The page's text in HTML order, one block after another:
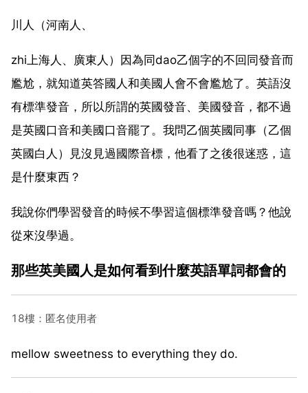
川人（河南人、
zhi上海人、廣東人）因為同dao乙個字的不回同發音而
尷尬，就知道英答國人和美國人會不會尷尬了。英語沒
有標準發音，所以所謂的英國發音、美國發音，都不過
是英國口音和美國口音罷了。我問乙個英國同事（乙個
英國白人）見沒見過國際音標，他看了之後很迷惑，這
是什麼東西？
我說你們學習發音的時候不學習這個標準發音嗎？他說
從來沒學過。
那些英美國人是如何看到什麼英語單詞都會的
18樓：匿名使用者
mellow sweetness to everything they do.